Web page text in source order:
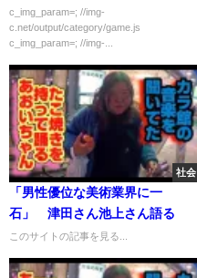
c_img_param=; //img-
c.net/output/category/game.js
c_img_param=; //img-...
社会
「男性優位な美術業界に一
石」 津田さん池上さん語る
このサイトの記事を見る...